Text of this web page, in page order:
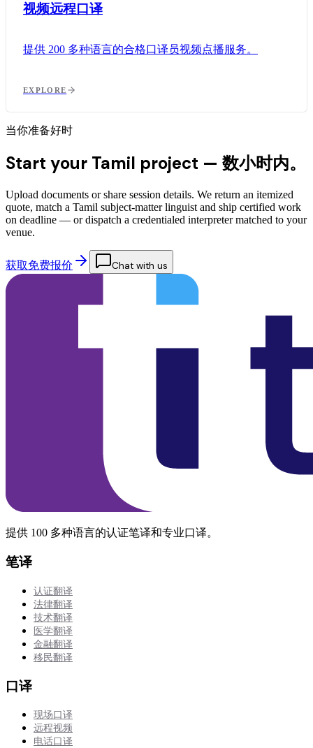
视频远程口译
提供 200 多种语言的合格口译员视频点播服务。
EXPLORE
当你准备好时
Start your Tamil project — 数小时内。
Upload documents or share session details. We return an itemized
quote, match a Tamil subject-matter linguist and ship certified work
on deadline — or dispatch a credentialed interpreter matched to your
venue.
获取免费报价 Chat with us
提供 100 多种语言的认证笔译和专业口译。
笔译
认证翻译
法律翻译
技术翻译
医学翻译
金融翻译
移民翻译
口译
现场口译
远程视频
电话口译